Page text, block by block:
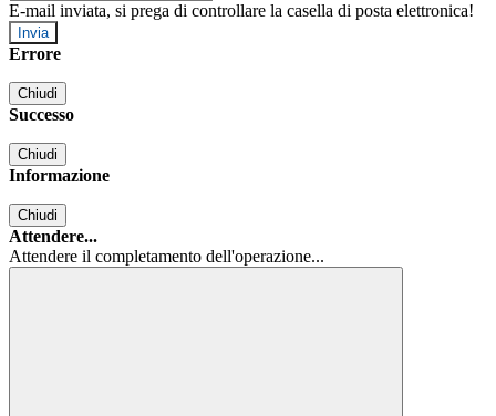
E-mail inviata, si prega di controllare la casella di posta elettronica!
Errore
Chiudi
Successo
Chiudi
Informazione
Chiudi
Attendere...
Attendere il completamento dell'operazione...